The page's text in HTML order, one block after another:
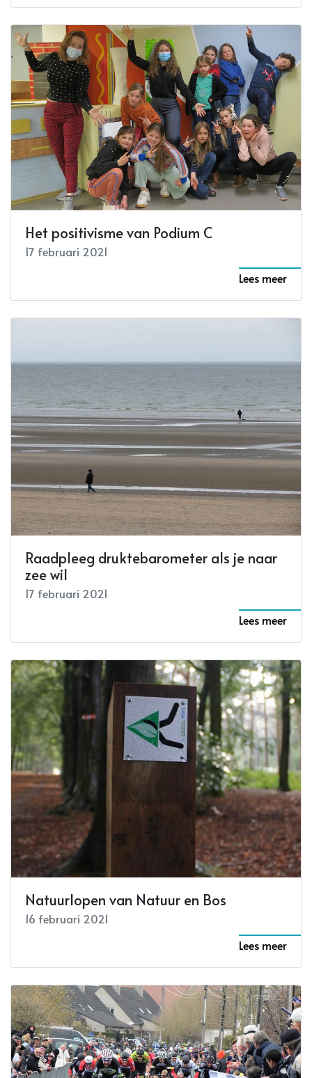
Het positivisme van Podium C
17 februari 2021
Lees meer
Raadpleeg druktebarometer als je naar
zee wil
17 februari 2021
Lees meer
Natuurlopen van Natuur en Bos
16 februari 2021
Lees meer